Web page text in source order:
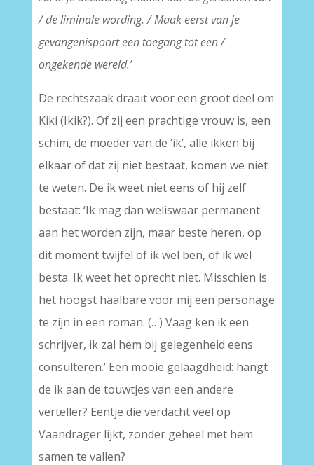
/ de liminale wording. / Maak eerst van je
gevangenispoort een toegang tot een /
ongekende wereld.’
De rechtszaak draait voor een groot deel om
Kiki (Ikik?). Of zij een prachtige vrouw is, een
schim, de moeder van de ‘ik’, alle ikken bij
elkaar of dat zij niet bestaat, komen we niet
te weten. De ik weet niet eens of hij zelf
bestaat: ‘Ik mag dan weliswaar permanent
aan het worden zijn, maar beste heren, op
dit moment twijfel of ik wel ben, of ik wel
besta. Ik weet het oprecht niet. Misschien is
het hoogst haalbare voor mij een personage
te zijn in een roman. (…) Vaag ken ik een
schrijver, ik zal hem bij gelegenheid eens
consulteren.’ Een mooie gelaagdheid: hangt
de ik aan de touwtjes van een andere
verteller? Eentje die verdacht veel op
Vaandrager lijkt, zonder geheel met hem
samen te vallen?